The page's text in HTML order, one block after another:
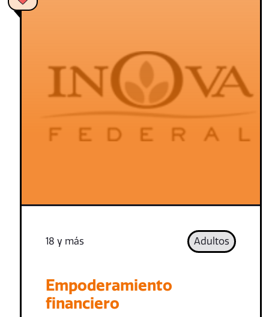
18 y más Adultos
Empoderamiento
financiero